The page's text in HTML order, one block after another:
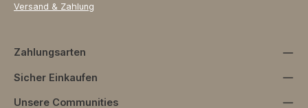
Versand & Zahlung
Zahlungsarten
Sicher Einkaufen
Unsere Communities